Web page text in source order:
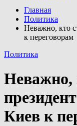
Главная
Политика
Неважно, кто
к переговорам
Политика
Неважно,
Киев к